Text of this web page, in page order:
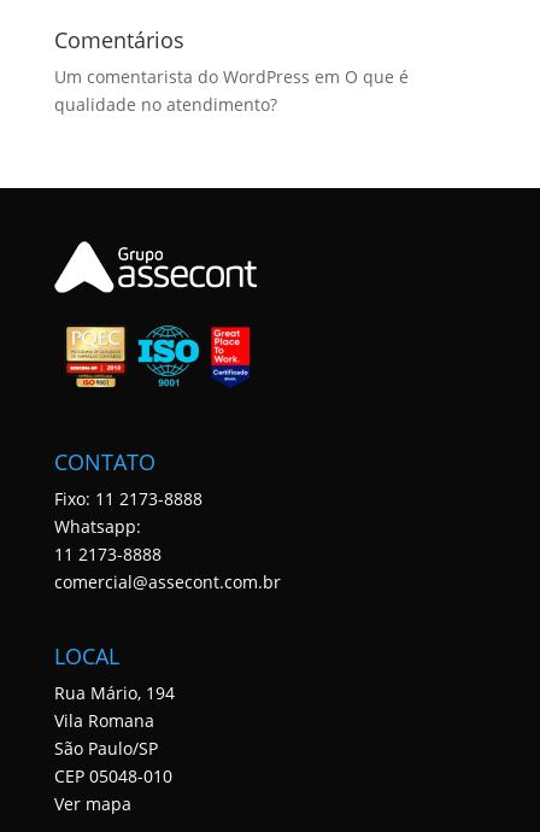
Comentários
Um comentarista do WordPress em O que é
qualidade no atendimento?
CONTATO
Fixo: 11 2173-8888
Whatsapp:
11 2173-8888
comercial@assecont.com.br
LOCAL
Rua Mário, 194
Vila Romana
São Paulo/SP
CEP 05048-010
Ver mapa